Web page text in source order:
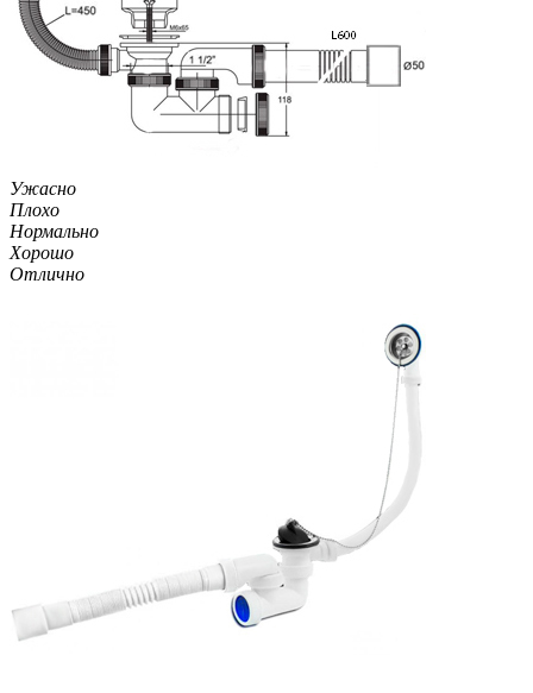
Ужасно
Плохо
Нормально
Хорошо
Отлично